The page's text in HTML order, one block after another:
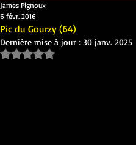
Pic du Gourzy (64)
James Pignoux
6 févr. 2016
Dernière mise à jour : 30 janv. 2025
Noté NaN étoiles sur 5.